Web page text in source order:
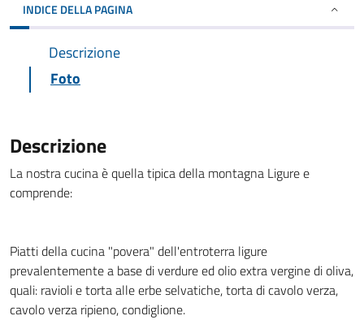
INDICE DELLA PAGINA
Descrizione
Foto
Descrizione
La nostra cucina è quella tipica della montagna Ligure e
comprende:
Piatti della cucina "povera" dell'entroterra ligure
prevalentemente a base di verdure ed olio extra vergine di oliva,
quali: ravioli e torta alle erbe selvatiche, torta di cavolo verza,
cavolo verza ripieno, condiglione.